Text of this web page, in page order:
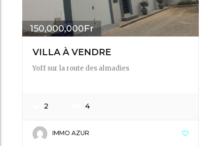
150,000,000Fr
VILLA À VENDRE
Yoff sur la route des almadies
2 4
IMMO AZUR